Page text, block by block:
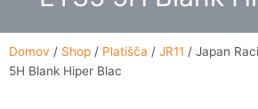
Domov / Shop / Platišča / JR11 / Japan
5H Blank Hiper Blac